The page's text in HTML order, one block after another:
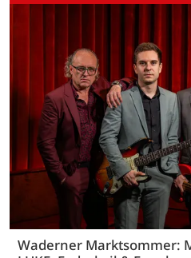
Waderner Marktsommer: